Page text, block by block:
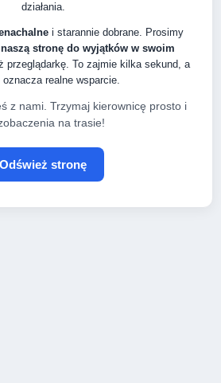
działania.
i starannie dobrane. Prosimy
stronę do wyjątków w swoim
przeglądarkę. To zajmie kilka sekund, a
oznacza realne wsparcie.
z nami. Trzymaj kierownicę prosto i
na trasie!
Odśwież stronę